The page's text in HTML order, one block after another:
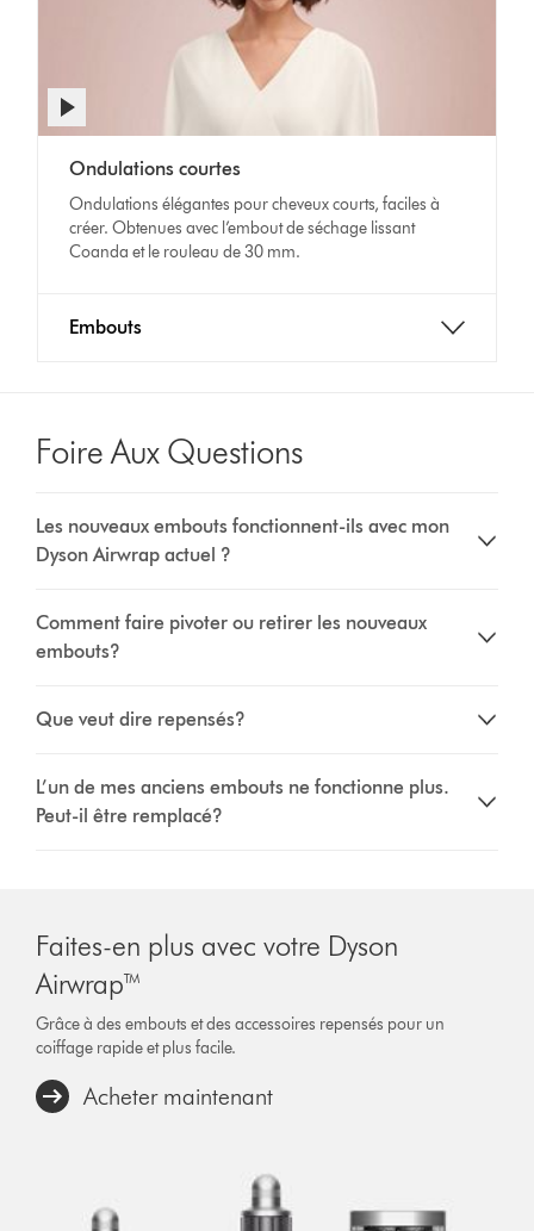
Transcript
Afficher
la
transcription
la
vidéo
Ondulations courtes
Ondulations élégantes pour cheveux courts, faciles à
créer. Obtenues avec l’embout de séchage lissant
Coanda et le rouleau de 30 mm.
Embouts
Foire Aux Questions
Les nouveaux embouts fonctionnent-ils avec mon
Dyson Airwrap actuel ?
Comment faire pivoter ou retirer les nouveaux
embouts?
Que veut dire repensés?
L’un de mes anciens embouts ne fonctionne plus.
Peut-il être remplacé?
Faites-en plus avec votre Dyson
Airwrap™
Grâce à des embouts et des accessoires repensés pour un
coiffage rapide et plus facile.
Acheter maintenant